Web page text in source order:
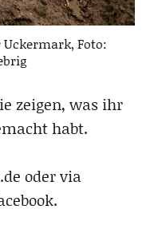
Foto:
zeigen, was ihr
habt.
oder via